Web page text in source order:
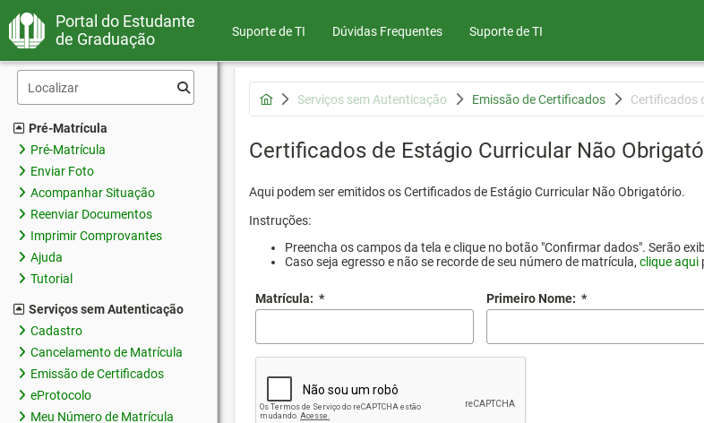
Portal do Estudante
de Graduação
Suporte de TI Dúvidas Frequentes Suporte de TI
Pré-Matrícula
Pré-Matrícula
Enviar Foto
Acompanhar Situação
Reenviar Documentos
Imprimir Comprovantes
Ajuda
Tutorial
Serviços sem Autenticação
Cadastro
Cancelamento de Matrícula
Emissão de Certificados
eProtocolo
Meu Número de Matrícula
Serviços sem Autenticação Emissão de Certificados Certificados
Certificados de Estágio Curricular Não
Aqui podem ser emitidos os Certificados de Estágio Curricular Não Obrigatório.
Instruções:
Preencha os campos da tela e clique no botão "Confirmar dados". Serão
Caso seja egresso e não se recorde de seu número de matrícula, clique aqui
Matrícula: * Primeiro Nome: *